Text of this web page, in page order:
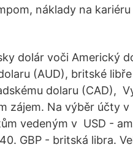
náklady na
dolár voči Americký
(AUD), britské
dolaru (CAD),
zájem. Na výběr účty v
vedeným v USD -
GBP - britská libra.